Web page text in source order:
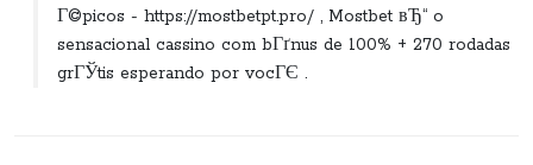
Г©picos - https://mostbetpt.pro/ , Mostbet вЂ“ o
sensacional cassino com bГґnus de 100% + 270 rodadas
grГЎtis esperando por vocГЄ .